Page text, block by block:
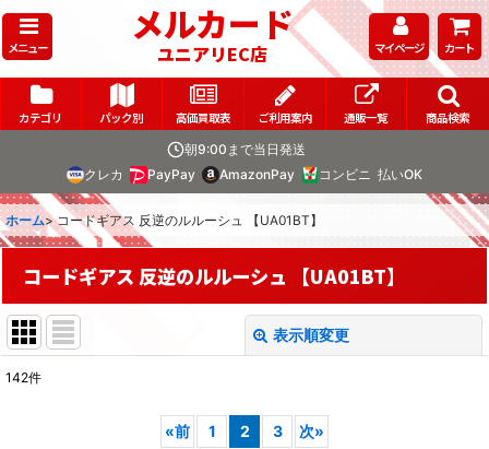
メニュー メルカード
ユニアリEC店 マイページ カート
カテゴリ パック別 高価買取表 ご利用案内 通販一覧
商品検索
朝9:00まで当日発送
クレカ
PayPay AmazonPay コンビニ 払いOK
ホーム> コードギアス 反逆のルルーシュ 【UA01BT】
コードギアス 反逆のルルーシュ 【UA01BT】
表示順変更
142件
«前 1 2 3 次»